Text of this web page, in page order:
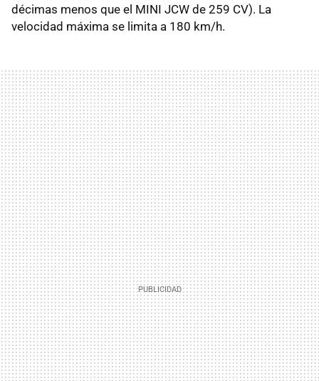
décimas menos que el MINI JCW de 259 CV). La
velocidad máxima se limita a 180 km/h.